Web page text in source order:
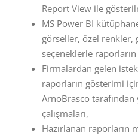
Report View ile
MS Power BI
görseller, özel renkler,
seçeneklerle
Firmalardan gelen
raporların gösterimi
ArnoBrasco tarafından
çalışmaları,
Hazırlanan raporların